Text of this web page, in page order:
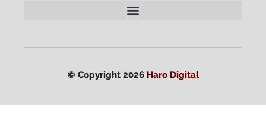
© Copyright 2026 Haro Digital